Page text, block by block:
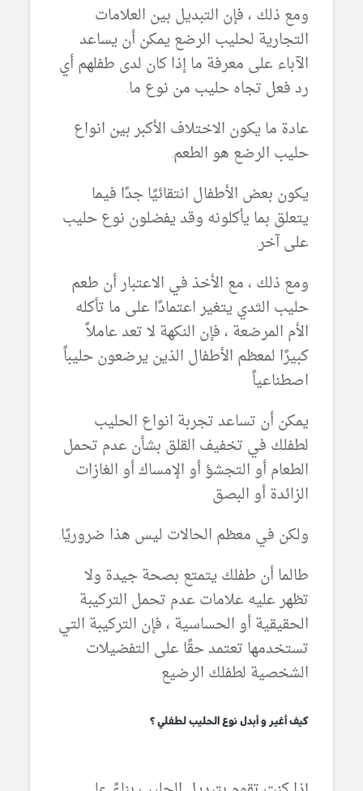
ومع ذلك ، فإن التبديل بين العلامات
التجارية لحليب الرضع يمكن أن يساعد
الآباء على معرفة ما إذا كان لدى طفلهم أي
رد فعل تجاه حليب من نوع ما.
عادة ما يكون الاختلاف الأكبر بين انواع
حليب الرضع هو الطعم.
يكون بعض الأطفال انتقائيًا جدًا فيما
يتعلق بما يأكلونه وقد يفضلون نوع حليب
على آخر.
ومع ذلك ، مع الأخذ في الاعتبار أن طعم
حليب الثدي يتغير اعتمادًا على ما تأكله
الأم المرضعة ، فإن النكهة لا تعد عاملاً
كبيرًا لمعظم الأطفال الذين يرضعون حليباً
اصطناعياً
يمكن أن تساعد تجربة انواع الحليب
لطفلك في تخفيف القلق بشأن عدم تحمل
الطعام أو التجشؤ أو الإمساك أو الغازات
الزائدة أو البصق
ولكن في معظم الحالات ليس هذا ضروريًا.
طالما أن طفلك يتمتع بصحة جيدة ولا
تظهر عليه علامات عدم تحمل التركيبة
الحقيقية أو الحساسية ، فإن التركيبة التي
تستخدمها تعتمد حقًا على التفضيلات
الشخصية لطفلك الرضيع
كيف أغير و أبدل نوع الحليب لطفلي ؟